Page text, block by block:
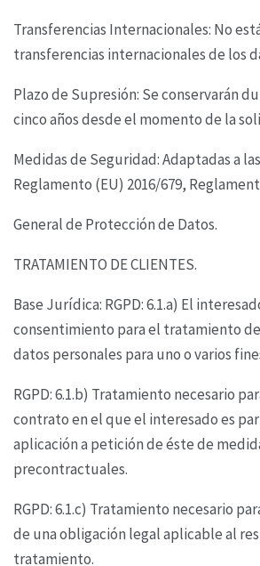
Transferencias Internacionales: No
transferencias internacionales de los
Plazo de Supresión: Se conservarán
cinco años desde el momento de la
Medidas de Seguridad: Adaptadas a
Reglamento (EU) 2016/679,
General de Protección de Datos.
TRATAMIENTO DE CLIENTES.
Base Jurídica: RGPD: 6.1.a) El
consentimiento para el tratamiento
datos personales para uno o varios
RGPD: 6.1.b) Tratamiento necesario
contrato en el que el interesado es
aplicación a petición de éste de
precontractuales.
RGPD: 6.1.c) Tratamiento necesario
de una obligación legal aplicable al
tratamiento.